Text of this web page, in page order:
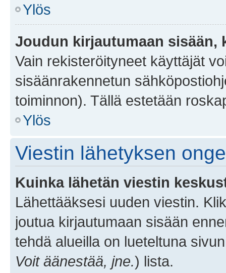
Ylös
Joudun kirjautumaan sisään,
Vain rekisteröityneet käyttäjät
sisäänrakennetun
toiminnon). Tällä estetään
Ylös
Viestin lähetyksen
Kuinka lähetän viestin
Lähettääksesi uuden viestin.
joutua kirjautumaan sisään
tehdä alueilla on lueteltuna
Voit äänestää, jne.) lista.